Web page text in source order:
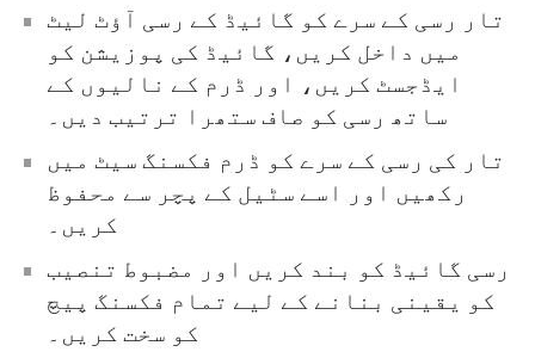
تار رسی کے سرے کو گائیڈ کے رسی آؤٹ لیٹ
میں داخل کریں، گائیڈ کی پوزیشن کو
ایڈجسٹ کریں، اور ڈرم کے نالیوں کے
ساتھ رسی کو صاف ستھرا ترتیب دیں۔
تار کی رسی کے سرے کو ڈرم فکسنگ سیٹ میں
رکھیں اور اسے سٹیل کے پچر سے محفوظ
کریں۔
رسی گائیڈ کو بند کریں اور مضبوط تنصیب
کو یقینی بنانے کے لیے تمام فکسنگ پیچ
کو سخت کریں۔